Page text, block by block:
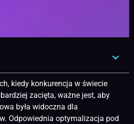
kiedy konkurencja w świecie
zacięta, ważne jest, aby
była widoczna dla
Odpowiednia optymalizacja pod